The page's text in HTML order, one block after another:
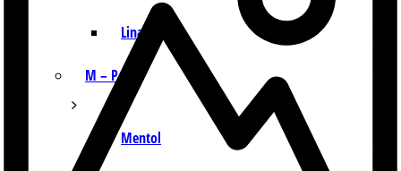
Linalol
M – P
Mentol